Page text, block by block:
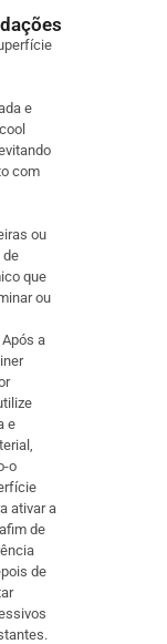
e
com
ou
de
que
ou
a
e
o
ativar a
de
de